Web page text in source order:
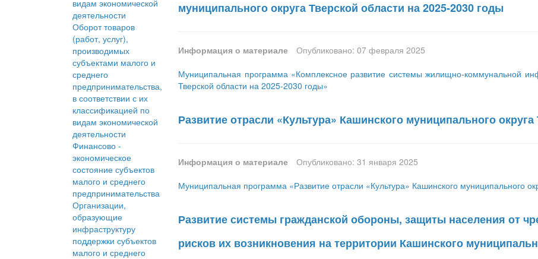
видам экономической
деятельности
Оборот товаров
(работ, услуг),
производимых
субъектами малого и
среднего
предпринимательства,
в соответствии с их
классификацией по
видам экономической
деятельности
Финансово -
экономическое
состояние субъектов
малого и среднего
предпринимательства
Организации,
образующие
инфраструктуру
поддержки субъектов
малого и среднего
муниципального округа Тверской области на 2025-2030 годы
Информация о материале
Опубликовано: 07 февраля 2025
Муниципальная программа «Комплексное развитие системы жилищно-коммунальной
Тверской области на 2025-2030 годы»
Развитие отрасли «Культура» Кашинского муниципального
Информация о материале
Опубликовано: 31 января 2025
Муниципальная программа «Развитие отрасли «Культура» Кашинского муниципального
Развитие системы гражданской обороны, защиты населения от
рисков их возникновения на территории Кашинского